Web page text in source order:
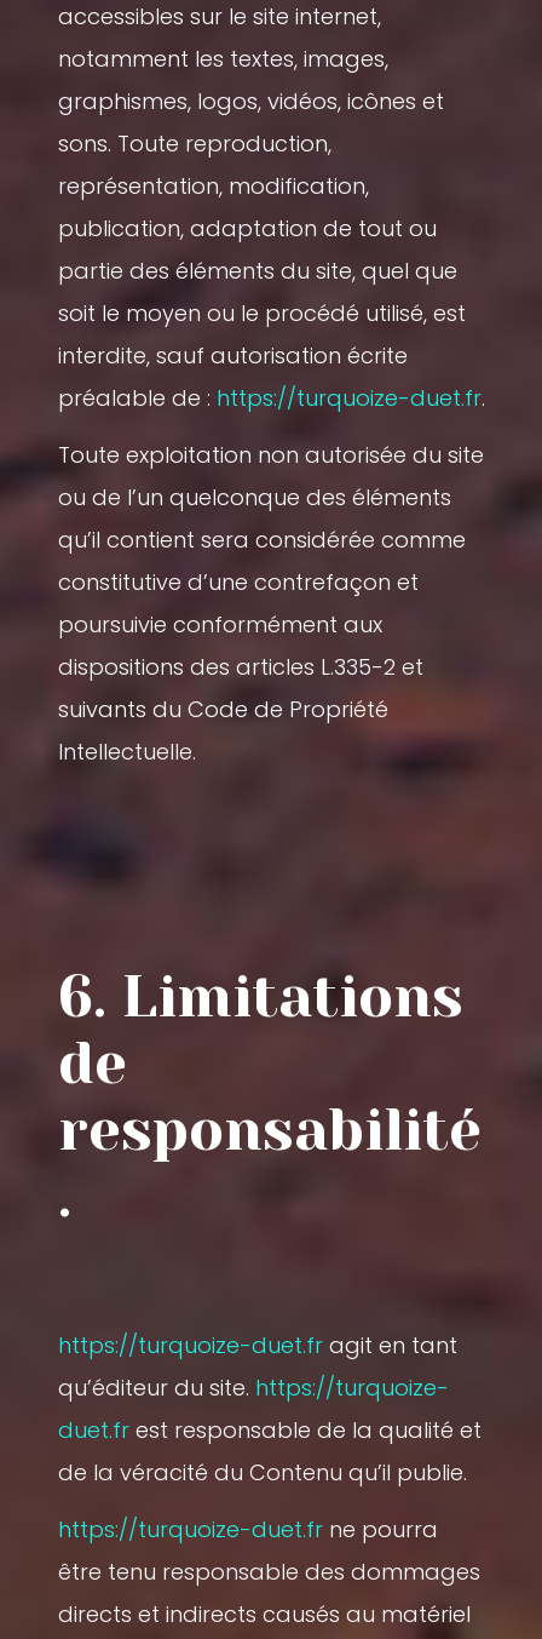
accessibles sur le site internet,
notamment les textes, images,
graphismes, logos, vidéos, icônes et
sons. Toute reproduction,
représentation, modification,
publication, adaptation de tout ou
partie des éléments du site, quel que
soit le moyen ou le procédé utilisé, est
interdite, sauf autorisation écrite
préalable de : https://turquoize-duet.fr.
Toute exploitation non autorisée du site
ou de l’un quelconque des éléments
qu’il contient sera considérée comme
constitutive d’une contrefaçon et
poursuivie conformément aux
dispositions des articles L.335-2 et
suivants du Code de Propriété
Intellectuelle.
6. Limitations
de
responsabilité
.
https://turquoize-duet.fragit en tant
qu’éditeur du site. https://turquoize-
duet.frest responsable de la qualité et
de la véracité du Contenu qu’il publie.
https://turquoize-duet.frne pourra
être tenu responsable des dommages
directs et indirects causés au matériel